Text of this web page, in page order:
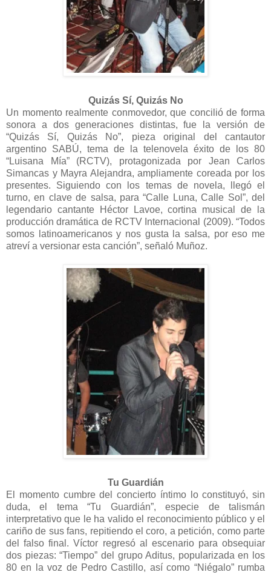
Quizás Sí, Quizás No
Un momento realmente conmovedor, que concilió de forma
sonora a dos generaciones distintas, fue la versión de
“Quizás Sí, Quizás No”, pieza original del cantautor
argentino SABÚ, tema de la telenovela éxito de los 80
“Luisana Mía” (RCTV), protagonizada por Jean Carlos
Simancas y Mayra Alejandra, ampliamente coreada por los
presentes. Siguiendo con los temas de novela, llegó el
turno, en clave de salsa, para “Calle Luna, Calle Sol”, del
legendario cantante Héctor Lavoe, cortina musical de la
producción dramática de RCTV Internacional (2009). “Todos
somos latinoamericanos y nos gusta la salsa, por eso me
atreví a versionar esta canción”, señaló Muñoz.
Tu Guardián
El momento cumbre del concierto íntimo lo constituyó, sin
duda, el tema “Tu Guardián”, especie de talismán
interpretativo que le ha valido el reconocimiento público y el
cariño de sus fans, repitiendo el coro, a petición, como parte
del falso final. Víctor regresó al escenario para obsequiar
dos piezas: “Tiempo” del grupo Aditus, popularizada en los
80 en la voz de Pedro Castillo, así como “Niégalo” rumba